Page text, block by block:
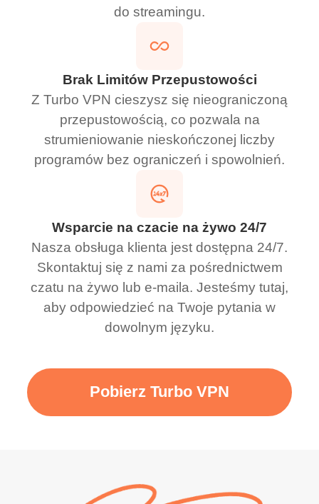
do streamingu.
Brak Limitów Przepustowości
Z Turbo VPN cieszysz się nieograniczoną
przepustowością, co pozwala na
strumieniowanie nieskończonej liczby
programów bez ograniczeń i spowolnień.
Wsparcie na czacie na żywo 24/7
Nasza obsługa klienta jest dostępna 24/7.
Skontaktuj się z nami za pośrednictwem
czatu na żywo lub e-maila. Jesteśmy tutaj,
aby odpowiedzieć na Twoje pytania w
dowolnym języku.
Pobierz Turbo VPN